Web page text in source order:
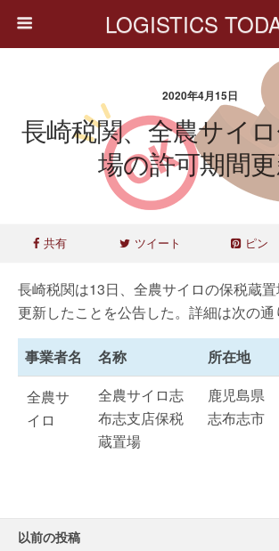
LOGISTICS
2020年4月15日
長崎税関、全農サイ
場の許可期間
共有 ツイート ピン
長崎税関は13日、全農サイロの保税蔵
更新したことを公告した。詳細は次の通
事業者名 名称 所在地
全農サ
イロ
全農サイロ志
布志支店保税
蔵置場
鹿児島県
志布志市
以前の投稿